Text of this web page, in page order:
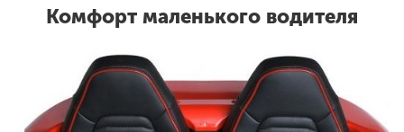
Комфорт маленького водителя